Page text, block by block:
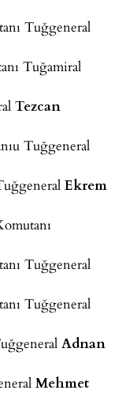
Tuğgeneral
Tuğamiral
Tezcan
Tuğgeneral
Ekrem
Tuğgeneral
Tuğgeneral
Adnan
Mehmet